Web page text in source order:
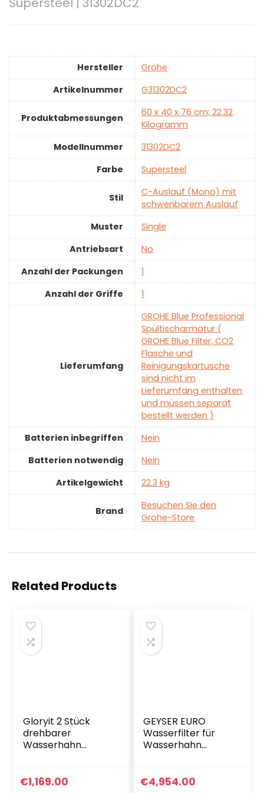
Hersteller
‎Grohe
Artikelnummer
‎G31302DC2
Produktabmessungen
‎60 x 40 x 76 cm; 22.32
Kilogramm
Modellnummer
‎31302DC2
Farbe
‎Supersteel
Stil
‎C-Auslauf (Mono) mit
schwenbarem Auslauf
Muster
‎Single
Antriebsart
‎No
Anzahl der Packungen
‎1
Anzahl der Griffe
‎1
Lieferumfang
‎GROHE Blue Professional
Spültischarmatur (
GROHE Blue Filter, CO2
Flasche und
Reinigungskartusche
sind nicht im
Lieferumfang enthalten
und müssen separat
bestellt werden )
Batterien inbegriffen
‎Nein
Batterien notwendig
‎Nein
Artikelgewicht
‎22.3 kg
Brand
Besuchen Sie den
Grohe-Store
Related Products
Gloryit 2 Stück
drehbarer
Wasserhahn
Verlangerung
€1,169.00
GEYSER EURO
Wasserfilter für
Wasserhahn
Karutschen aus
€4,954.00